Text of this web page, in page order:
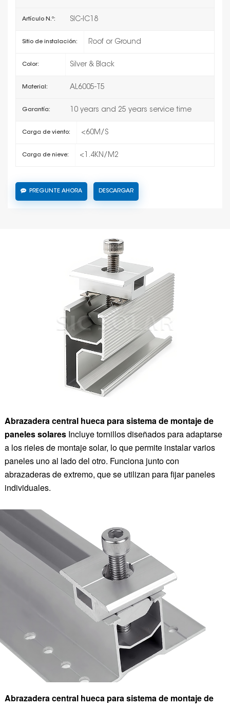
Artículo N.º: SIC-IC18
Sitio de instalación: Roof or Ground
Color: Silver & Black
Material: AL6005-T5
Garantía: 10 years and 25 years service time
Carga de viento: <60M/S
Carga de nieve: <1.4KN/M2
PREGUNTE AHORA DESCARGAR
Abrazadera central hueca para sistema de montaje de
paneles solares Incluye tornillos diseñados para adaptarse
a los rieles de montaje solar, lo que permite instalar varios
paneles uno al lado del otro. Funciona junto con
abrazaderas de extremo, que se utilizan para fijar paneles
individuales.
Abrazadera central hueca para sistema de montaje de